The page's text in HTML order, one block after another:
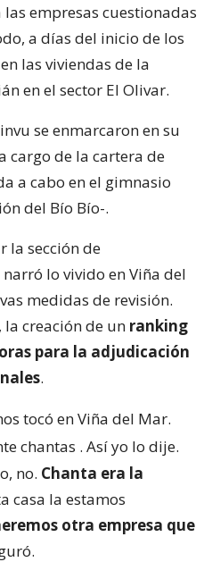
las empresas cuestionadas
a días del inicio de los
las viviendas de la
en el sector El Olivar.
se enmarcaron en su
cargo de la cartera de
a cabo en el gimnasio
del Bío Bío-.
la sección de
narró lo vivido en Viña del
medidas de revisión.
la creación de un ranking
para la adjudicación
.
tocó en Viña del Mar.
chantas . Así yo lo dije.
no. Chanta era la
casa la estamos
otra empresa que